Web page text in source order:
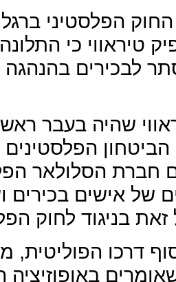
הפלסטיני
טיראווי כי
לבכירים
שהיה בעבר ראש
הביטחון
חברת הסלולאר
של אישים בכירים
בניגוד לחוק
דרכו הפוליטית,
באופוזיציה